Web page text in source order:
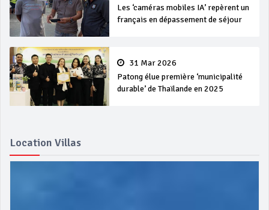
Les ‘caméras mobiles IA’ repèrent un
français en dépassement de séjour
31 Mar 2026
Patong élue première ‘municipalité
durable’ de Thaïlande en 2025
Location Villas